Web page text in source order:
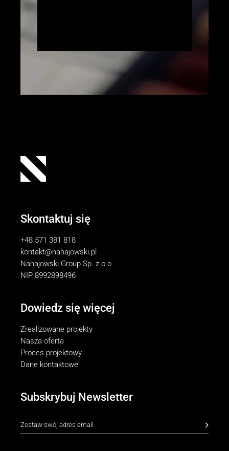
Skontaktuj się
+48 571 381 818
kontakt@nahajowski.pl
Nahajowski Group Sp. z o.o.
NIP 8992898496
Dowiedz się więcej
Zrealizowane projekty
Nasza oferta
Proces projektowy
Dane kontaktowe
Subskrybuj Newsletter